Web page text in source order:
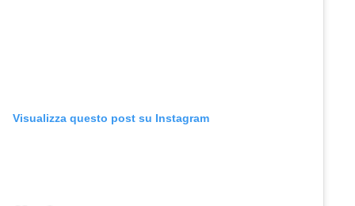
Visualizza questo post su Instagram